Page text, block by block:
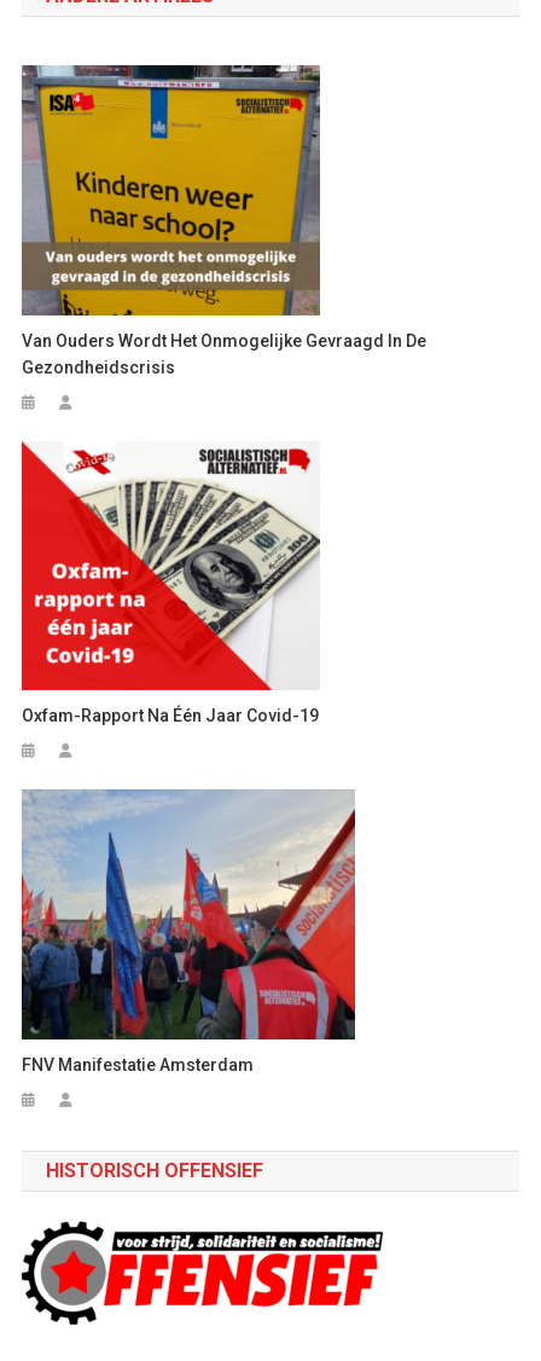
Van Ouders Wordt Het Onmogelijke Gevraagd In De
Gezondheidscrisis
Oxfam-Rapport Na Één Jaar Covid-19
FNV Manifestatie Amsterdam
HISTORISCH OFFENSIEF